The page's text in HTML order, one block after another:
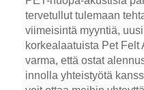
tervetullut tulemaan
viimeisintä myyntiä,
korkealaatuista Pet Felt
varma, että ostat
innolla yhteistyötä